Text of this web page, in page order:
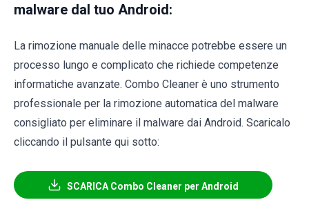
malware dal tuo Android:
La rimozione manuale delle minacce potrebbe essere un
processo lungo e complicato che richiede competenze
informatiche avanzate. Combo Cleaner è uno strumento
professionale per la rimozione automatica del malware
consigliato per eliminare il malware dai Android. Scaricalo
cliccando il pulsante qui sotto:
SCARICA Combo Cleaner per Android